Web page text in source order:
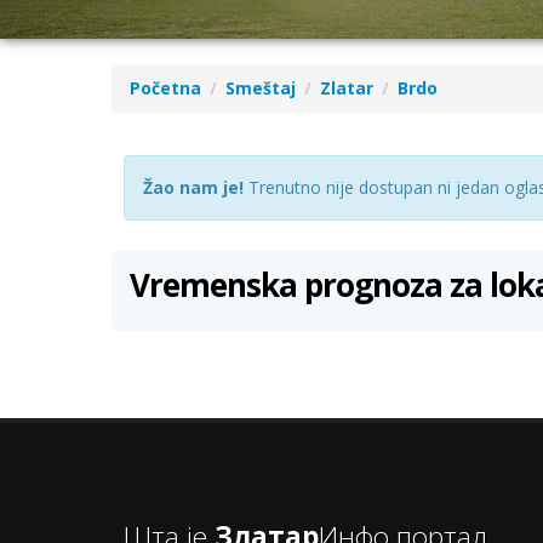
Početna Smeštaj Zlatar Brdo
Žao nam je! Trenutno nije dostupan ni jedan
Vremenska prognoza za